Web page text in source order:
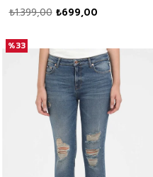
₺699,00
₺1.399,00
%33